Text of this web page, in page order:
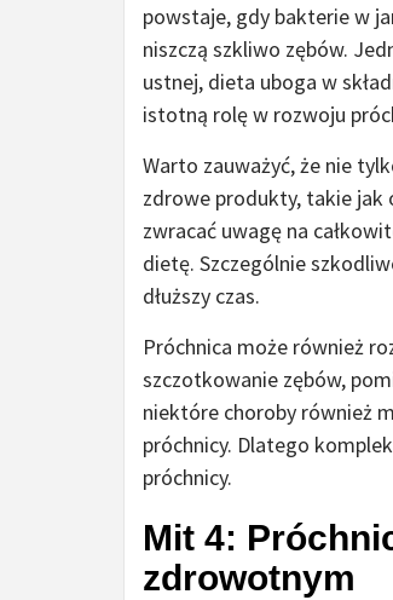
powstaje, gdy bakterie w
niszczą szkliwo zębów.
ustnej, dieta uboga w
istotną rolę w rozwoju
Warto zauważyć, że nie
zdrowe produkty, takie jak
zwracać uwagę na
dietę. Szczególnie
dłuższy czas.
Próchnica może również
szczotkowanie zębów,
niektóre choroby również
próchnicy. Dlatego
próchnicy.
Mit 4:
zdrowotnym